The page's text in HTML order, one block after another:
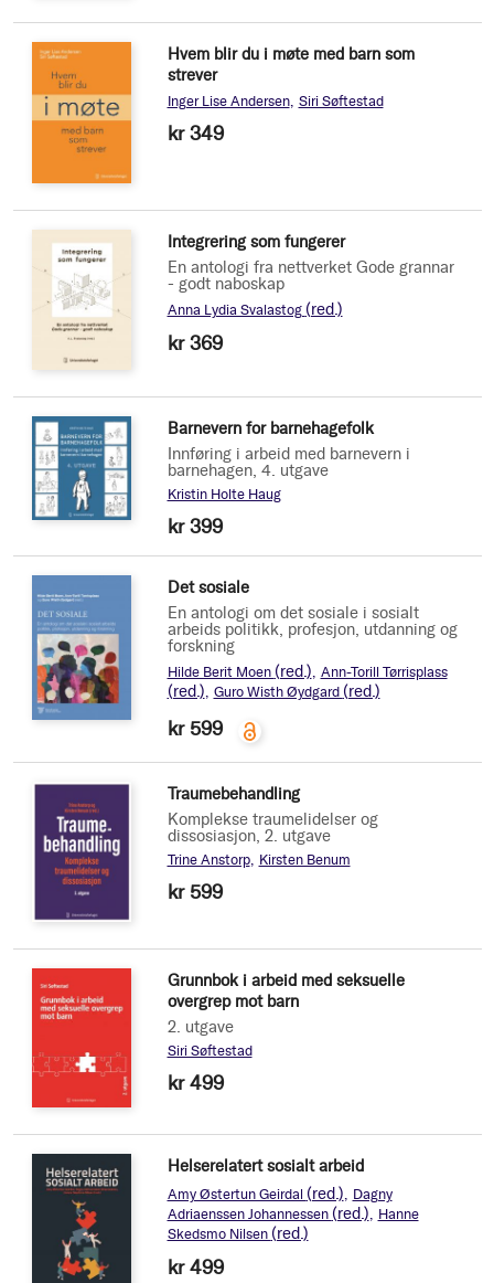
Hvem blir du i møte med barn som
strever
Inger Lise Andersen Siri Søftestad
kr 349
Integrering som fungerer
En antologi fra nettverket Gode grannar
- godt naboskap
Anna Lydia Svalastog (red.)
kr 369
Barnevern for barnehagefolk
Innføring i arbeid med barnevern i
barnehagen, 4. utgave
Kristin Holte Haug
kr 399
Det sosiale
En antologi om det sosiale i sosialt
arbeids politikk, profesjon, utdanning og
forskning
Hilde Berit Moen (red.) Ann-Torill Tørrisplass
(red.) Guro Wisth Øydgard (red.)
kr 599
Traumebehandling
Komplekse traumelidelser og
dissosiasjon, 2. utgave
Trine Anstorp Kirsten Benum
kr 599
Grunnbok i arbeid med seksuelle
overgrep mot barn
2. utgave
Siri Søftestad
kr 499
Helserelatert sosialt arbeid
Amy Østertun Geirdal (red.)
Dagny
Adriaenssen Johannessen (red.)
Hanne
Skedsmo Nilsen (red.)
kr 499